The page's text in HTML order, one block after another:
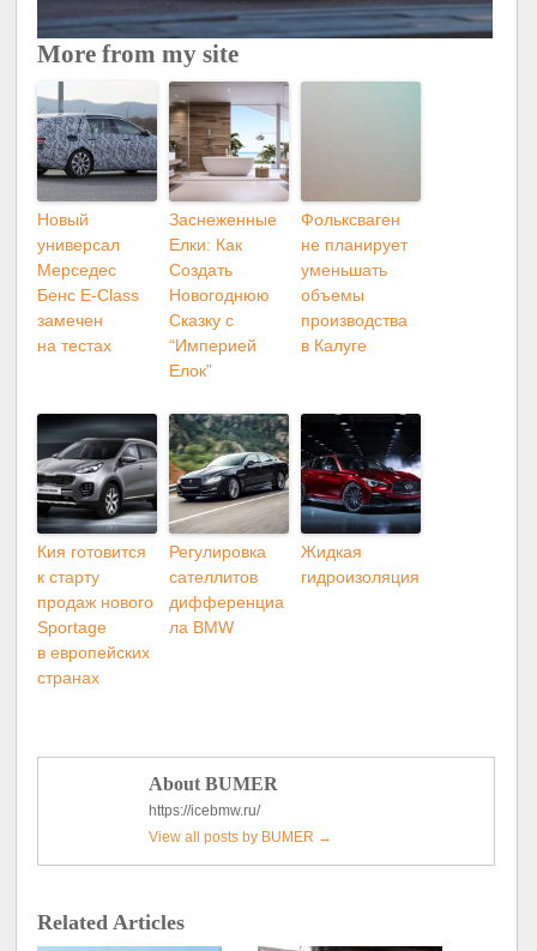
More from my site
Новый
универсал
Мерседес
Бенс E-Class
замечен
на тестах
Заснеженные
Елки: Как
Создать
Новогоднюю
Сказку с
“Империей
Елок”
Фольксваген
не планирует
уменьшать
объемы
производства
в Калуге
Кия готовится
к старту
продаж нового
Sportage
в европейских
странах
Регулировка
сателлитов
дифференциа
ла BMW
Жидкая
гидроизоляция
About BUMER
https://icebmw.ru/
View all posts by BUMER →
Related Articles